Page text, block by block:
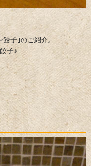
餃子｣のご紹介。
子♪